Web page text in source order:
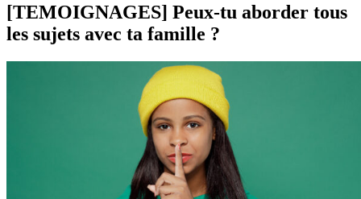
[TEMOIGNAGES] Peux-tu aborder tous
les sujets avec ta famille ?